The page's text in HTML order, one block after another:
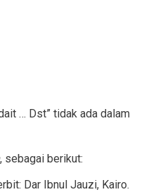
… Dst” tidak ada dalam
, sebagai berikut:
Dar Ibnul Jauzi, Kairo.